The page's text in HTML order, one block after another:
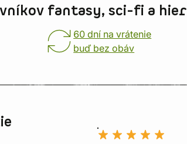
fantasy, sci-fi a hier
60 dní na vrátenie
buď bez obáv